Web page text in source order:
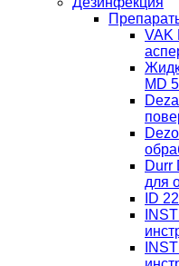
VAK
MD
Durr
для
ID